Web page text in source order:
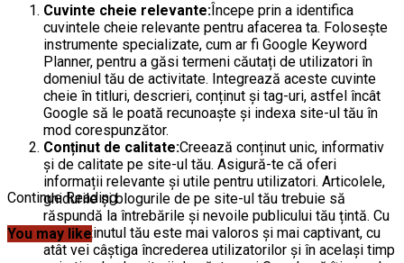
Cuvinte cheie relevante:Începe prin a identifica
cuvintele cheie relevante pentru afacerea ta. Folosește
instrumente specializate, cum ar fi Google Keyword
Planner, pentru a găsi termeni căutați de utilizatori în
domeniul tău de activitate. Integrează aceste cuvinte
cheie în titluri, descrieri, conținut și tag-uri, astfel încât
Google să le poată recunoaște și indexa site-ul tău în
mod corespunzător.
Conținut de calitate:Creează conținut unic, informativ
și de calitate pe site-ul tău. Asigură-te că oferi
informații relevante și utile pentru utilizatori. Articolele,
ghidurile și blogurile de pe site-ul tău trebuie să
răspundă la întrebările și nevoile publicului tău țintă. Cu
cât conținutul tău este mai valoros și mai captivant, cu
atât vei câștiga încrederea utilizatorilor și în același timp
Continue Reading
You may like